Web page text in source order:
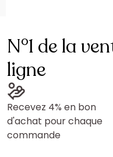
N°1 de la
ligne
Recevez 4% en bon
d'achat pour chaque
commande